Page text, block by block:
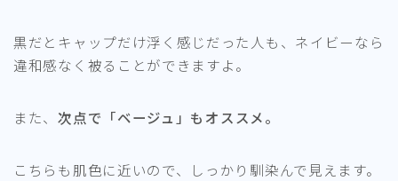
黒だとキャップだけ浮く感じだった人も、ネイビーなら
違和感なく被ることができますよ。
また、次点で「ベージュ」もオススメ。
こちらも肌色に近いので、しっかり馴染んで見えます。